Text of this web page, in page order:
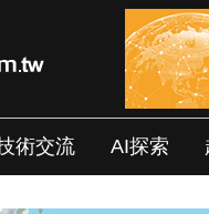
術交流 AI探索